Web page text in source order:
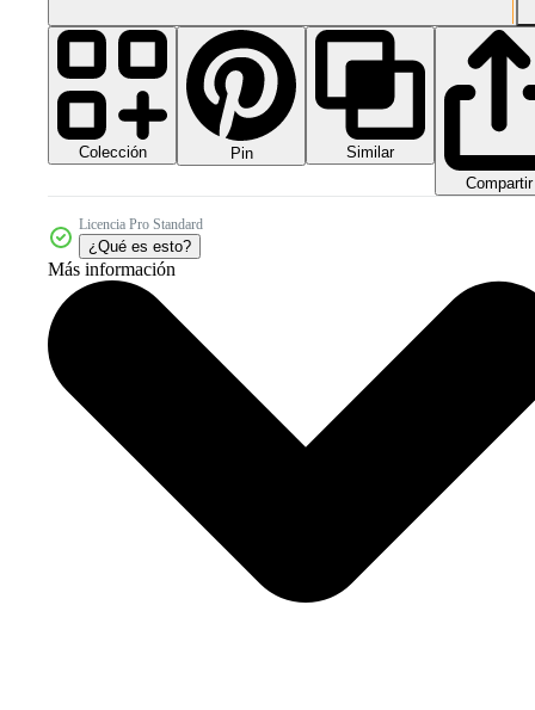
Colección Pin
Similar
Compartir
Licencia Pro Standard
¿Qué es esto?
Más información